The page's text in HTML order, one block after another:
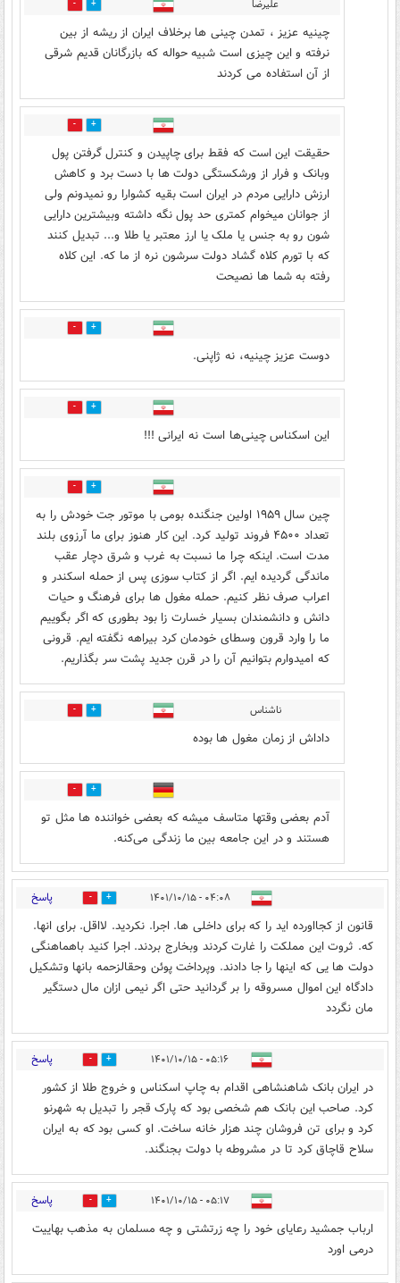
علیرضا 1
چینیه عزیز ، تمدن چینی ها برخلاف ایران از ریشه از بین
نرفته و این چیزی است شبیه حواله که بازرگانان قدیم شرقی
از آن استفاده می کردند
1
حقیقت این است که فقط برای چاپیدن و کنترل گرفتن پول
وبانک و فرار از ورشکستگی دولت ها با دست برد و کاهش
ارزش دارایی مردم در ایران است بقیه کشوارا رو نمیدونم ولی
از جوانان میخوام کمتری حد پول نگه داشته وبیشترین دارایی
شون رو به جنس یا ملک یا ارز معتبر یا طلا و... تبدیل کنند
که با تورم کلاه گشاد دولت سرشون نره از ما که. این کلاه
رفته به شما ها نصیحت
1
دوست عزیز چینیه، نه ژاپنی.
1
این اسکناس چینی‌ها است نه ایرانی !!!
1
چین سال ۱۹۵۹ اولین جنگنده بومی با موتور جت خودش را به
تعداد ۴۵۰۰ فروند تولید کرد. این کار هنوز برای ما آرزوی بلند
مدت است. اینکه چرا ما نسبت به غرب و شرق دچار عقب
ماندگی گردیده ایم. اگر از کتاب سوزی پس از حمله اسکندر و
اعراب صرف نظر کنیم. حمله مغول ها برای فرهنگ و حیات
دانش و دانشمندان بسیار خسارت زا بود بطوری که اگر بگوییم
ما را وارد قرون وسطای خودمان کرد بیراهه نگفته ایم. قرونی
که امیدوارم بتوانیم آن را در قرن جدید پشت سر بگذاریم.
ناشناس 0
داداش از زمان مغول ها بوده
1
آدم بعضی وقتها متاسف میشه که بعضی خواننده ها مثل تو
هستند و در این جامعه بین ما زندگی می‌کنه.
۰۴:۰۸ - ۱۴۰۱/۱۰/۱۵ 6 پاسخ
قانون از کجااورده اید را که برای داخلی ها. اجرا. نکردید. لااقل. برای انها.
که. ثروت این مملکت را غارت کردند وبخارج بردند. اجرا کنید باهماهنگی
دولت ها یی که اینها را جا دادند. وپرداخت پوئن وحقالزحمه بانها وتشکیل
دادگاه این اموال مسروقه را بر گردانید حتی اگر نیمی ازان مال دستگیر
مان نگردد
۰۵:۱۶ - ۱۴۰۱/۱۰/۱۵ 7 پاسخ
در ایران بانک شاهنشاهی اقدام به چاپ اسکناس و خروج طلا از کشور
کرد. صاحب این بانک هم شخصی بود که پارک قجر را تبدیل به شهرنو
کرد و برای تن فروشان چند هزار خانه ساخت. او کسی بود که به ایران
سلاح قاچاق کرد تا در مشروطه با دولت بجنگند.
۰۵:۱۷ - ۱۴۰۱/۱۰/۱۵ 3 پاسخ
ارباب جمشید رعایای خود را چه زرتشتی و چه مسلمان به مذهب بهاییت
درمی اورد